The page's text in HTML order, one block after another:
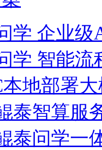
学 企业级
学 智能流
地部署
泰智算服
泰问学一